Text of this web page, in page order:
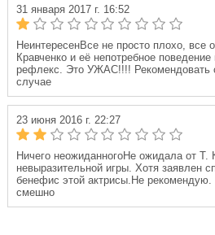
31 января 2017 г. 16:52
НеинтересенВсе не просто плохо, все
Кравченко и её непотребное
рефлекс. Это УЖАС!!!! Рекомендовать
случае
23 июня 2016 г. 22:27
Ничего неожиданногоНе ожидала от Т.
невыразительной игры. Хотя заявлен
бенефис этой актрисы.Не
смешно